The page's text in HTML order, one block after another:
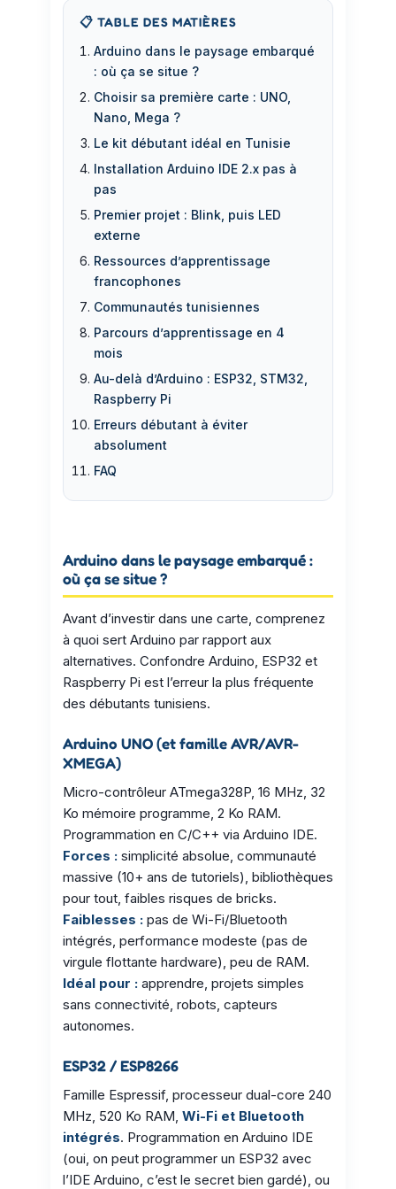
📋 TABLE DES MATIÈRES
Arduino dans le paysage embarqué
: où ça se situe ?
Choisir sa première carte : UNO,
Nano, Mega ?
Le kit débutant idéal en Tunisie
Installation Arduino IDE 2.x pas à
pas
Premier projet : Blink, puis LED
externe
Ressources d’apprentissage
francophones
Communautés tunisiennes
Parcours d’apprentissage en 4
mois
Au-delà d’Arduino : ESP32, STM32,
Raspberry Pi
Erreurs débutant à éviter
absolument
FAQ
Arduino dans le paysage embarqué :
où ça se situe ?
Avant d’investir dans une carte, comprenez
à quoi sert Arduino par rapport aux
alternatives. Confondre Arduino, ESP32 et
Raspberry Pi est l’erreur la plus fréquente
des débutants tunisiens.
Arduino UNO (et famille AVR/AVR-
XMEGA)
Micro-contrôleur ATmega328P, 16 MHz, 32
Ko mémoire programme, 2 Ko RAM.
Programmation en C/C++ via Arduino IDE.
Forces : simplicité absolue, communauté
massive (10+ ans de tutoriels), bibliothèques
pour tout, faibles risques de bricks.
Faiblesses : pas de Wi-Fi/Bluetooth
intégrés, performance modeste (pas de
virgule flottante hardware), peu de RAM.
Idéal pour : apprendre, projets simples
sans connectivité, robots, capteurs
autonomes.
ESP32 / ESP8266
Famille Espressif, processeur dual-core 240
MHz, 520 Ko RAM, Wi-Fi et Bluetooth
intégrés. Programmation en Arduino IDE
(oui, on peut programmer un ESP32 avec
l’IDE Arduino, c’est le secret bien gardé), ou